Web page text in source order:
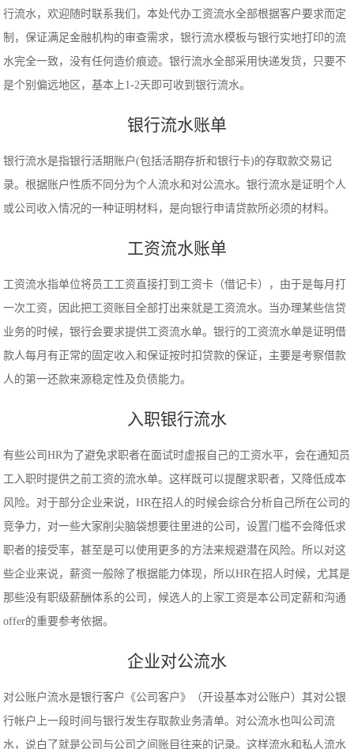
行流水，欢迎随时联系我们，本处代办工资流水全部根据客户要求而定
制，保证满足金融机构的审查需求，银行流水模板与银行实地打印的流
水完全一致，没有任何造价痕迹。银行流水全部采用快递发货，只要不
是个别偏远地区，基本上1-2天即可收到银行流水。
银行流水账单
银行流水是指银行活期账户(包括活期存折和银行卡)的存取款交易记
录。根据账户性质不同分为个人流水和对公流水。银行流水是证明个人
或公司收入情况的一种证明材料，是向银行申请贷款所必须的材料。
工资流水账单
工资流水指单位将员工工资直接打到工资卡（借记卡），由于是每月打
一次工资，因此把工资账目全部打出来就是工资流水。当办理某些信贷
业务的时候，银行会要求提供工资流水单。银行的工资流水单是证明借
款人每月有正常的固定收入和保证按时扣贷款的保证，主要是考察借款
人的第一还款来源稳定性及负债能力。
入职银行流水
有些公司HR为了避免求职者在面试时虚报自己的工资水平，会在通知员
工入职时提供之前工资的流水单。这样既可以提醒求职者，又降低成本
风险。对于部分企业来说，HR在招人的时候会综合分析自己所在公司的
竞争力，对一些大家削尖脑袋想要往里进的公司，设置门槛不会降低求
职者的接受率，甚至是可以使用更多的方法来规避潜在风险。所以对这
些企业来说，薪资一般除了根据能力体现，所以HR在招人时候，尤其是
那些没有职级薪酬体系的公司，候选人的上家工资是本公司定薪和沟通
offer的重要参考依据。
企业对公流水
对公账户流水是银行客户《公司客户》（开设基本对公账户）其对公银
行帐户上一段时间与银行发生存取款业务清单。对公流水也叫公司流
水，说白了就是公司与公司之间账目往来的记录。这样流水和私人流水